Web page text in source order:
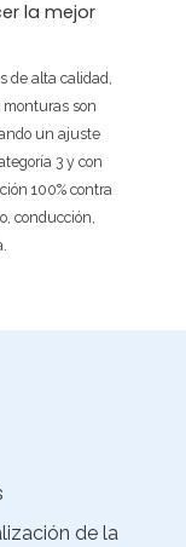
la mejor
de alta calidad,
son
un ajuste
3 y con
100% contra
conducción,
de la